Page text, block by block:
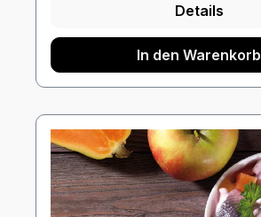
Details
In den Warenkorb